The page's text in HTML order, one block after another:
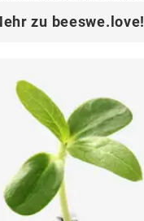
zu beeswe.love!